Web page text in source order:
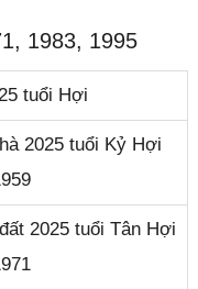
1983, 1995
tuổi Hợi
2025 tuổi Kỷ Hợi
2025 tuổi Tân Hợi